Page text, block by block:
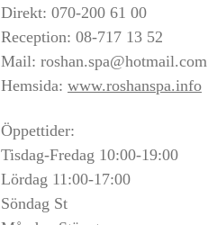
Direkt: 070-200 61 00
Reception: 08-717 13 52
Mail: roshan.spa@hotmail.com
Hemsida: www.roshanspa.info
Öppettider:
Tisdag-Fredag 10:00-19:00
Lördag 11:00-17:00
Söndag St